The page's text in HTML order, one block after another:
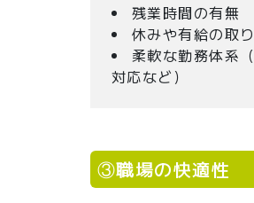
残業時間の有無
休みや有給の取
柔軟な勤務体系
対応など）
③職場の快適性